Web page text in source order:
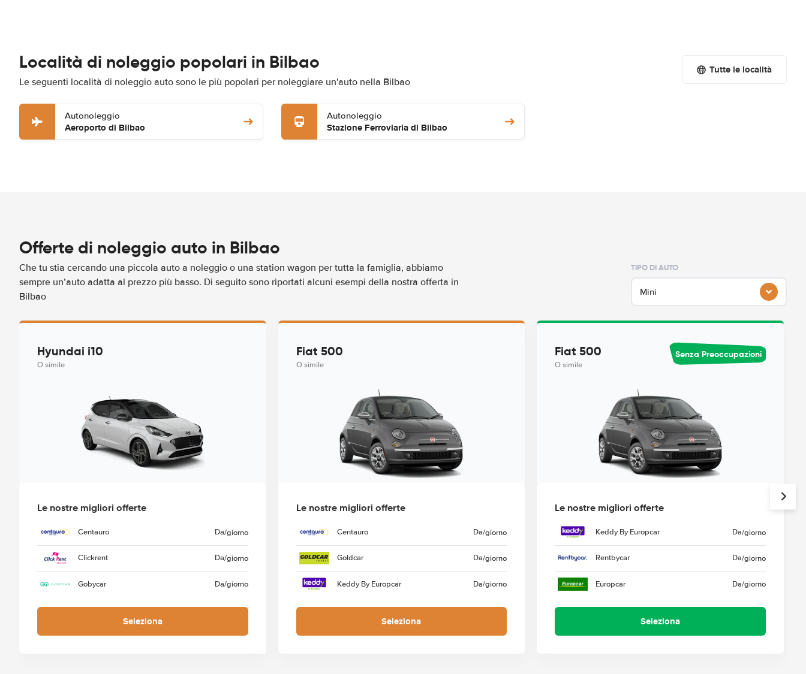
Località di noleggio popolari in Bilbao
Le seguenti località di noleggio auto sono le più popolari per noleggiare un'auto nella Bilbao
Tutte le località
Autonoleggio
Aeroporto di Bilbao
Autonoleggio
Stazione Ferroviaria di Bilbao
Offerte di noleggio auto in Bilbao
Che tu stia cercando una piccola auto a noleggio o una station wagon per tutta la famiglia, abbiamo
sempre un’auto adatta al prezzo più basso. Di seguito sono riportati alcuni esempi della nostra offerta in
Bilbao
TIPO DI AUTO
Mini
Hyundai i10
O simile
Le nostre migliori offerte
Centauro Da/giorno
Clickrent Da/giorno
Gobycar Da/giorno
Seleziona
Fiat 500
O simile
Le nostre migliori offerte
Centauro Da/giorno
Goldcar Da/giorno
Keddy By Europcar Da/giorno
Seleziona
Fiat 500
O simile
Senza Preoccupazioni
Le nostre migliori offerte
Keddy By Europcar Da/giorno
Rentbycar Da/giorno
Europcar Da/giorno
Seleziona